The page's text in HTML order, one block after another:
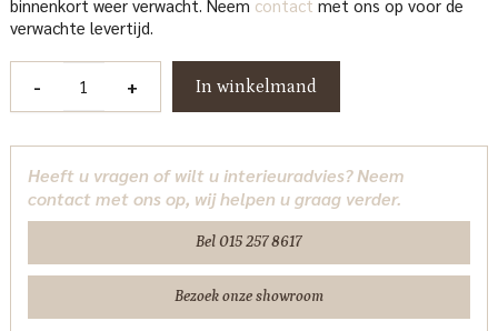
binnenkort weer verwacht. Neem contact met ons op voor de
verwachte levertijd.
-
230
Richmond
Interiors
+ In winkelmand
Heeft u vragen of wilt u interieuradvies? Neem
contact met ons op, wij helpen u graag verder.
Bel 015 257 8617
Bezoek onze showroom